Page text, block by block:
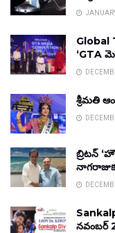
Global
‘GTA
శ్రీమతి
బ్రిటన్
నవంబర్